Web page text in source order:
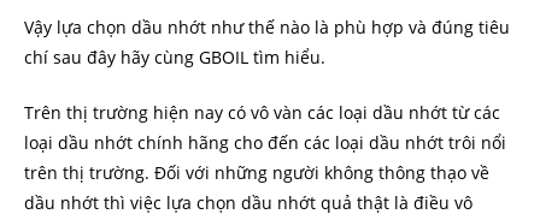
Vậy lựa chọn dầu nhớt như thế nào là phù hợp và đúng tiêu
chí sau đây hãy cùng GBOIL tìm hiểu.
Trên thị trường hiện nay có vô vàn các loại dầu nhớt từ các
loại dầu nhớt chính hãng cho đến các loại dầu nhớt trôi nổi
trên thị trường. Đối với những người không thông thạo về
dầu nhớt thì việc lựa chọn dầu nhớt quả thật là điều vô